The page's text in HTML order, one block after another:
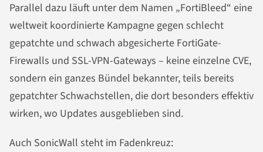
Parallel dazu läuft unter dem Namen „FortiBleed“ eine
weltweit koordinierte Kampagne gegen schlecht
gepatchte und schwach abgesicherte FortiGate-
Firewalls und SSL-VPN-Gateways – keine einzelne CVE,
sondern ein ganzes Bündel bekannter, teils bereits
gepatchter Schwachstellen, die dort besonders effektiv
wirken, wo Updates ausgeblieben sind.
Auch SonicWall steht im Fadenkreuz: